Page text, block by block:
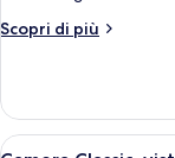
Scopri di più
Altri
Executive
Apri